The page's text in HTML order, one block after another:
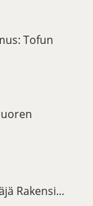
Tofun
Rakensi...